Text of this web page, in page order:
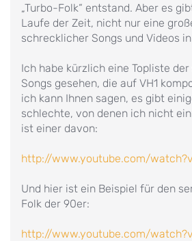
„Turbo-Folk“ entstand. Aber es
Laufe der Zeit, nicht nur eine
schrecklicher Songs und Videos
Ich habe kürzlich eine Topliste
Songs gesehen, die auf VH1
ich kann Ihnen sagen, es gibt
schlechte, von denen ich nicht
ist einer davon:
http://www.youtube.com/
Und hier ist ein Beispiel für den
Folk der 90er:
http://www.youtube.com/